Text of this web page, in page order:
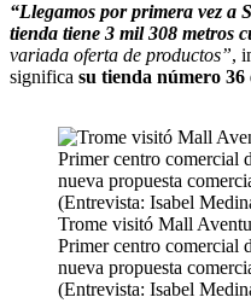
“Llegamos por primera vez a
tienda tiene 3 mil 308 metros
variada oferta de productos”,
significa su tienda número 36
Trome visitó Mall
Primer centro comercial
nueva propuesta
(Entrevista: Isabel